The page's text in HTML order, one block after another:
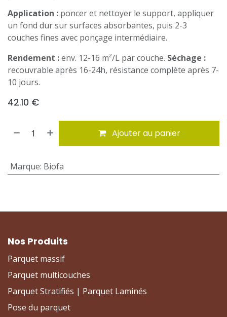
Application : poncer et nettoyer le support, appliquer
un fond dur sur surfaces absorbantes, puis 2-3
couches fines avec ponçage intermédiaire.
Rendement :env. 12-16 m²/L par couche. Séchage :
recouvrable après 16-24h, résistance complète après 7-
10 jours.
42.10 €
Ajouter au panier
Marque: Biofa
Nos Produits
Parquet massif
Parquet multicouches
Parquet Stratifiés | Parquet Laminés
Pose du parquet